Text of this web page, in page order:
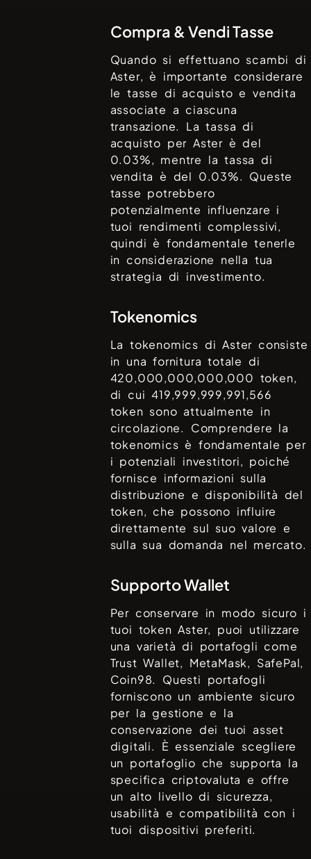
Compra & Vendi Tasse
Quando si effettuano scambi di
Aster, è importante considerare
le tasse di acquisto e vendita
associate a ciascuna
transazione. La tassa di
acquisto perAster è del
0.03%, mentre la tassa di
vendita è del 0.03%. Queste
tasse potrebbero
potenzialmente influenzare i
tuoi rendimenti complessivi,
quindi è fondamentale tenerle
in considerazione nella tua
strategia di investimento.
Tokenomics
La tokenomics diAster consiste
in una fornitura totale di
420,000,000,000,000 token,
di cui419,999,999,991,566
token sono attualmente in
circolazione. Comprendere la
tokenomics è fondamentale per
i potenziali investitori, poiché
fornisce informazioni sulla
distribuzione e disponibilità del
token, che possono influire
direttamente sul suo valore e
sulla sua domanda nel mercato.
Supporto Wallet
Per conservare in modo sicuro i
tuoi tokenAster, puoi utilizzare
una varietà di portafogli come
Trust Wallet, MetaMask, SafePal,
Coin98. Questi portafogli
forniscono un ambiente sicuro
per la gestione e la
conservazione dei tuoi asset
digitali. È essenziale scegliere
un portafoglio che supporta la
specifica criptovaluta e offre
un alto livello di sicurezza,
usabilità e compatibilità con i
tuoi dispositivi preferiti.